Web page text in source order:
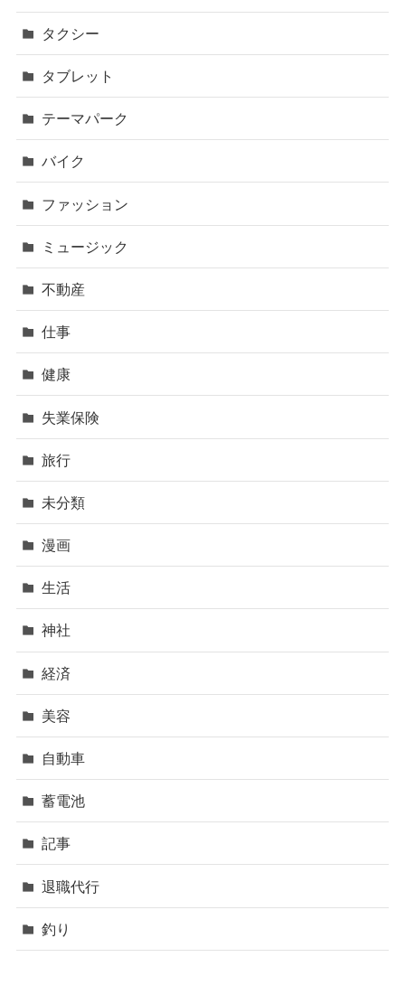
タクシー
タブレット
テーマパーク
バイク
ファッション
ミュージック
不動産
仕事
健康
失業保険
旅行
未分類
漫画
生活
神社
経済
美容
自動車
蓄電池
記事
退職代行
釣り